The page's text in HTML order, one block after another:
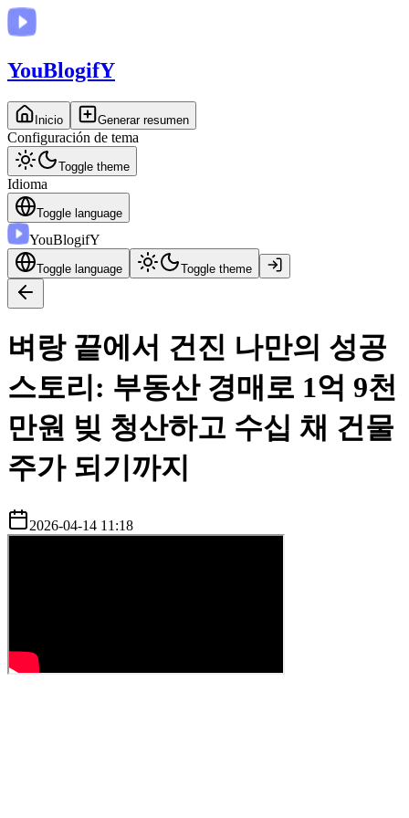
YouBlogifY
Inicio Generar resumen
Configuración de tema
Toggle theme
Idioma
Toggle language
YouBlogifY
Toggle language Toggle theme
벼랑 끝에서 건진 나만의 성공
스토리: 부동산 경매로 1억 9천
만원 빚 청산하고 수십 채 건물
주가 되기까지
2026-04-14 11:18